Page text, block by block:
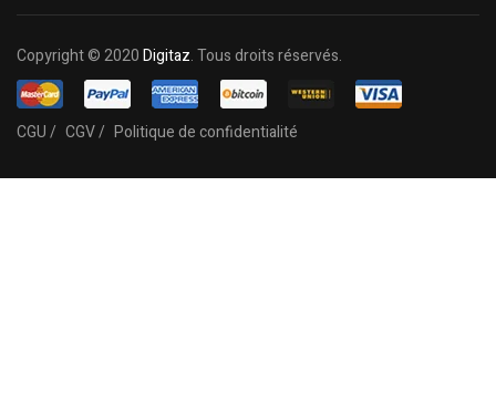
Copyright © 2020Digitaz. Tous droits réservés.
CGU / CGV / Politique de confidentialité